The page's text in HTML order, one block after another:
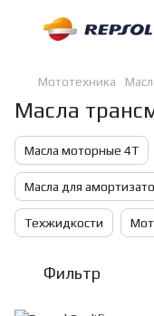
Мототехника
Масла
Масла моторные 4Т
Масла для
Техжидкости
Фильтр